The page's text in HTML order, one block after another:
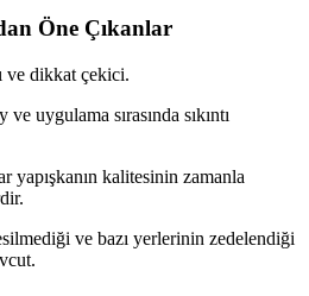
Öne Çıkanlar
ve dikkat çekici.
uygulama sırasında sıkıntı
yapışkanın kalitesinin zamanla
ve bazı yerlerinin zedelendiği